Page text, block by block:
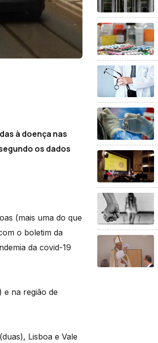
à doença nas
os dados
(mais uma do que
o boletim da
da covid-19
e na região de
Lisboa e Vale